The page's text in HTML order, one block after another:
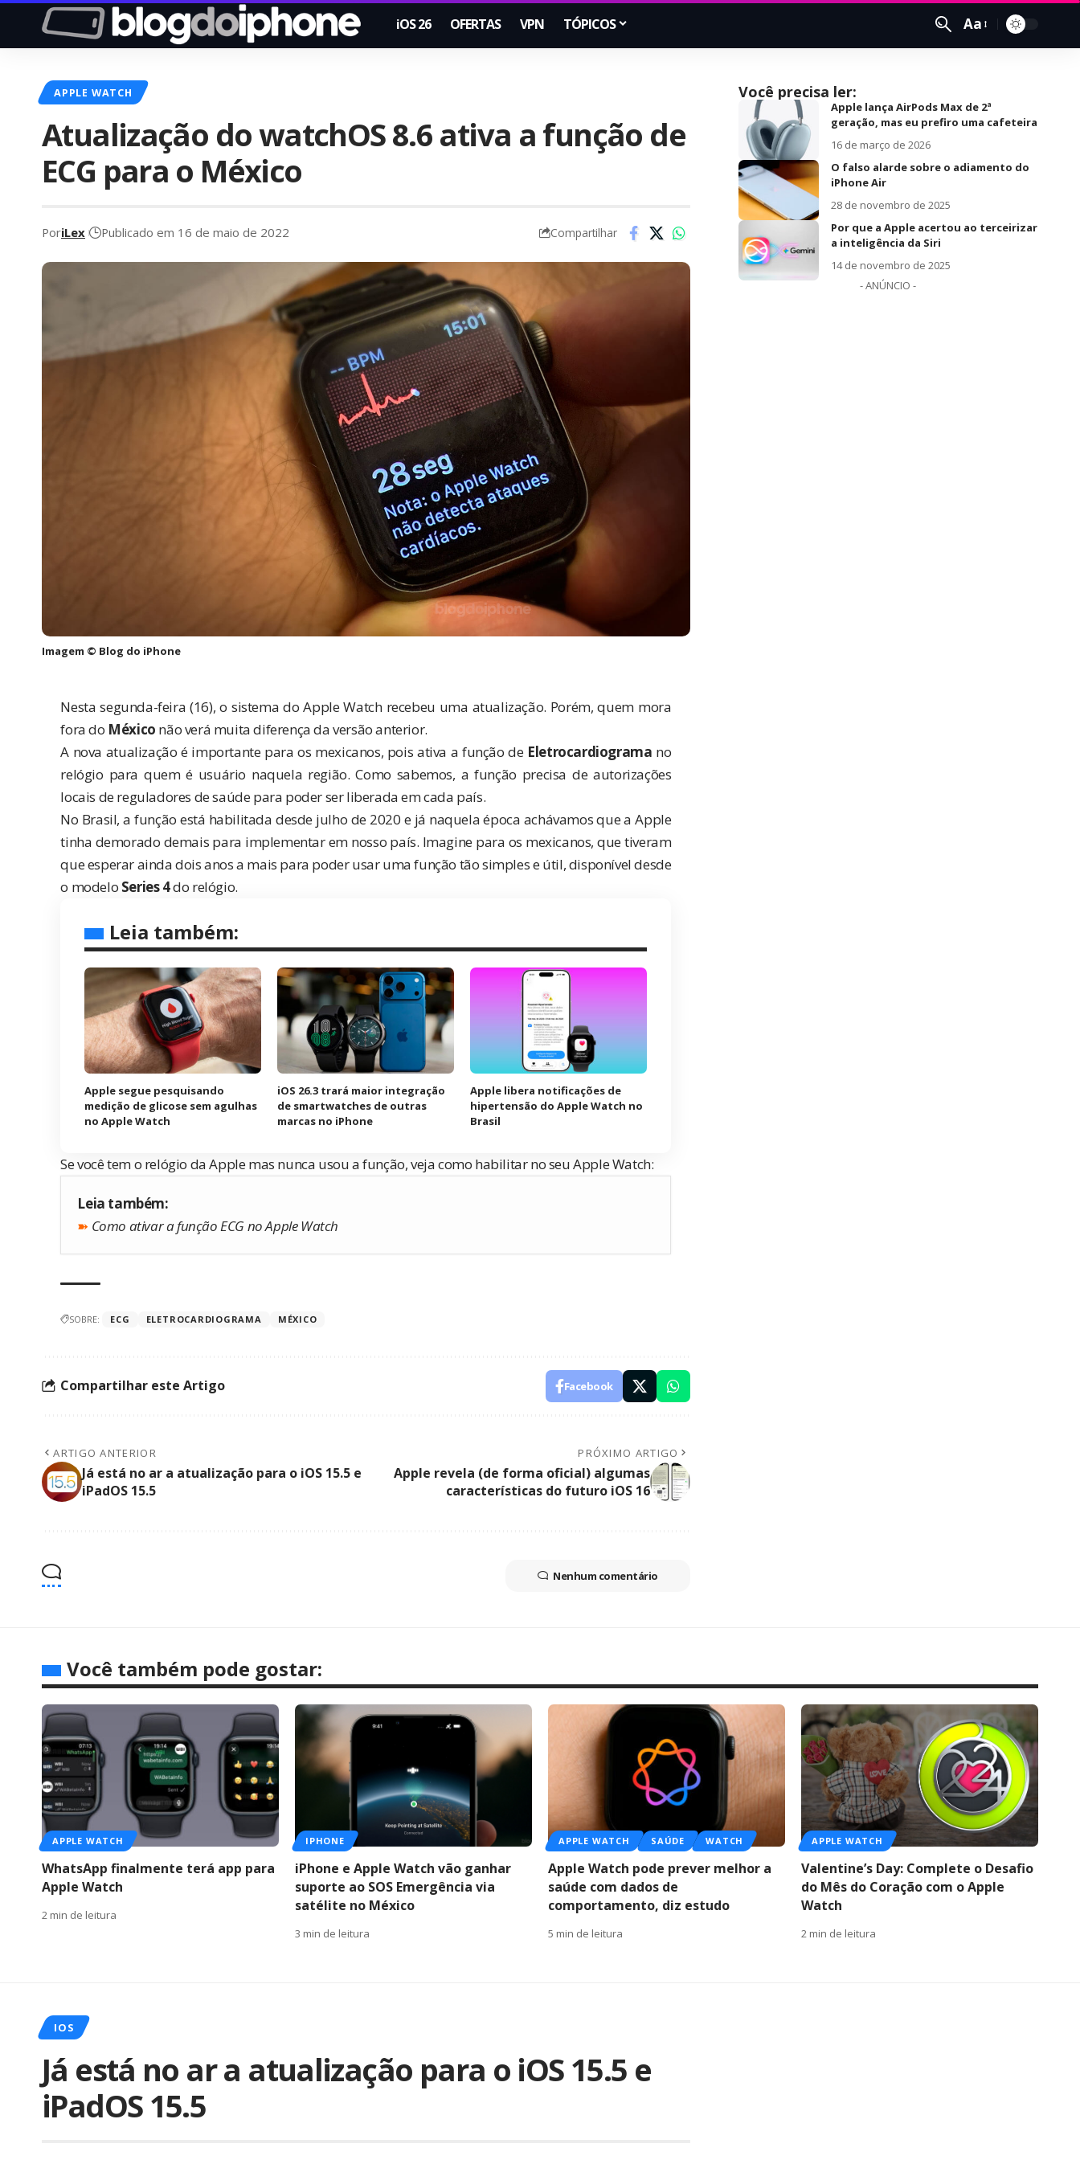
iOS 26 OFERTAS VPN TÓPICOS Aa
APPLE WATCH
Atualização do watchOS 8.6 ativa a função de
ECG para o México
PoriLex Publicado em 16 de maio de 2022 Compartilhar
Imagem © Blog do iPhone
Nesta segunda-feira (16), o sistema doApple Watchrecebeu uma atualização. Porém, quem mora
fora do México não verá muita diferença da versão anterior.
A nova atualização é importante para os mexicanos, pois ativa a função de Eletrocardiograma no
relógio para quem é usuário naquela região. Como sabemos, a função precisa de autorizações
locais de reguladores de saúde para poder ser liberada em cada país.
No Brasil, a função está habilitada desde julho de 2020 e já naquela época achávamos que a Apple
tinha demorado demais para implementar em nosso país. Imagine para os mexicanos, que tiveram
que esperar ainda dois anos a mais para poder usar uma função tão simples e útil, disponível desde
o modelo Series 4do relógio.
Leia também:
Apple segue pesquisando
medição de glicose sem agulhas
no Apple Watch
iOS 26.3 trará maior integração
de smartwatches de outras
marcas no iPhone
Apple libera notificações de
hipertensão do Apple Watch no
Brasil
Se você tem o relógio da Apple mas nunca usou a função, veja como habilitar no seu Apple Watch:
Leia também:
➽ Como ativar a função ECG no Apple Watch
SOBRE: ECG ELETROCARDIOGRAMA MÉXICO
Compartilhar este Artigo Facebook
ARTIGO ANTERIOR
Já está no ar a atualização para o iOS 15.5 e
iPadOS 15.5
PRÓXIMO ARTIGO
Apple revela (de forma oficial) algumas
características do futuro iOS 16
Nenhum comentário
Você precisa ler:
Apple lança AirPods Max de 2ª
geração, mas eu prefiro uma cafeteira
16 de março de 2026
O falso alarde sobre o adiamento do
iPhone Air
28 de novembro de 2025
Por que a Apple acertou ao terceirizar
a inteligência da Siri
14 de novembro de 2025
- ANÚNCIO -
Você também pode gostar:
APPLE WATCH
WhatsApp finalmente terá app para
Apple Watch
2 min de leitura
IPHONE
iPhone e Apple Watch vão ganhar
suporte ao SOS Emergência via
satélite no México
3 min de leitura
APPLE WATCH SAÚDE WATCH
Apple Watch pode prever melhor a
saúde com dados de
comportamento, diz estudo
5 min de leitura
APPLE WATCH
Valentine’s Day: Complete o Desafio
do Mês do Coração com o Apple
Watch
2 min de leitura
IOS
Já está no ar a atualização para o iOS 15.5 e
iPadOS 15.5